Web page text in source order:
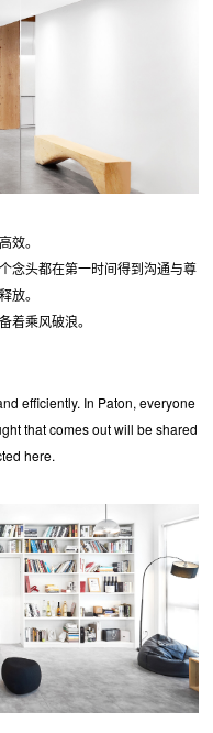
效。
念头都在第一时间得到沟通与尊
放。
着乘风破浪。
efficiently. In Paton, everyone
that comes out will be shared
here.